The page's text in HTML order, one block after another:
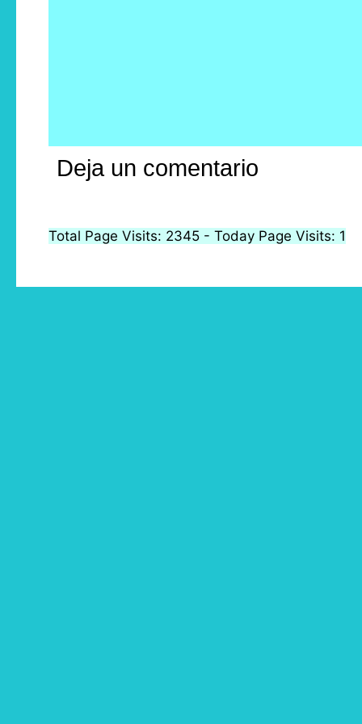
Deja un comentario
Total Page Visits: 2345 - Today Page Visits: 1